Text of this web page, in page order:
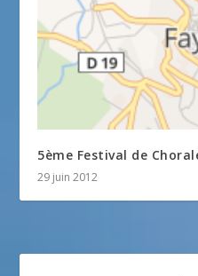
5ème Festival de
29 juin 2012